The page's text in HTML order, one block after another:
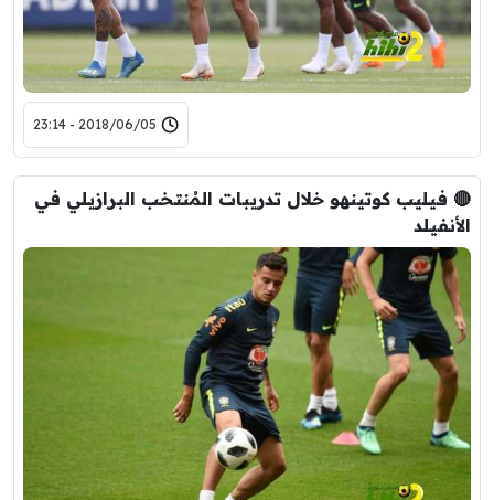
2018/06/05 - 23:14
🔴 فيليب كوتينهو خلال تدريبات المُنتخب البرازيلي في
الأنفيلد